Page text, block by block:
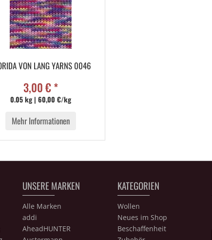
VON LANG YARNS 0046
3,00 € *
0.05 kg | 60,00 €/kg
Mehr Informationen
UNSERE MARKEN
Alle Marken
addi
AheadHUNTER
KATEGORIEN
Wollen
Neues im Shop
Beschaffenheit